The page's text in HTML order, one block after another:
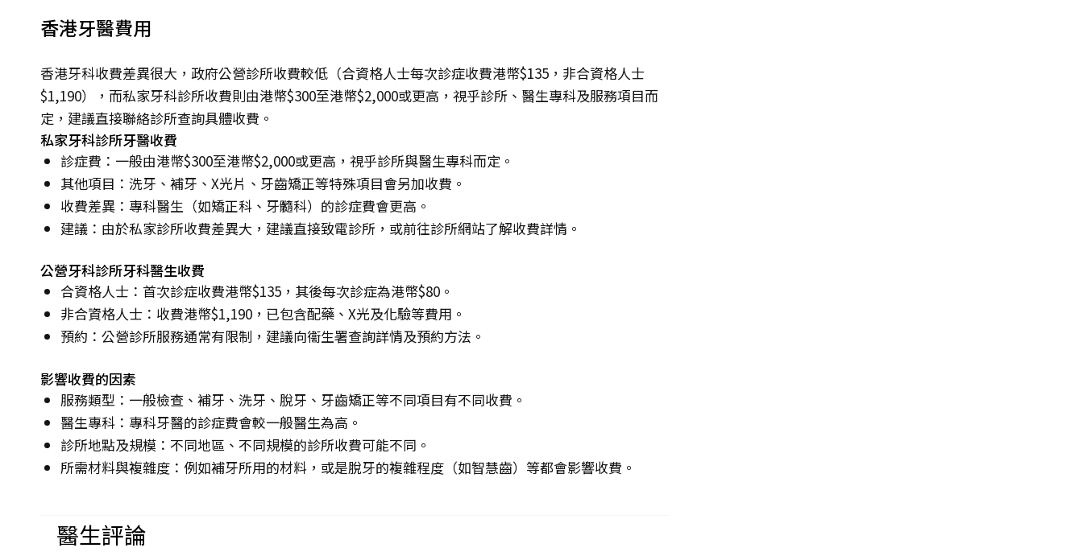
香港牙醫費用
香港牙科收費差異很大，政府公營診所收費較低（合資格人士每次診症收費港幣$135，非合資格人士
$1,190），而私家牙科診所收費則由港幣$300至港幣$2,000或更高，視乎診所、醫生專科及服務項目而
定，建議直接聯絡診所查詢具體收費。
私家牙科診所牙醫收費
診症費：一般由港幣$300至港幣$2,000或更高，視乎診所與醫生專科而定。
其他項目：洗牙、補牙、X光片、牙齒矯正等特殊項目會另加收費。
收費差異：專科醫生（如矯正科、牙髓科）的診症費會更高。
建議：由於私家診所收費差異大，建議直接致電診所，或前往診所網站了解收費詳情。
公營牙科診所牙科醫生收費
合資格人士：首次診症收費港幣$135，其後每次診症為港幣$80。
非合資格人士：收費港幣$1,190，已包含配藥、X光及化驗等費用。
預約：公營診所服務通常有限制，建議向衞生署查詢詳情及預約方法。
影響收費的因素
服務類型：一般檢查、補牙、洗牙、脫牙、牙齒矯正等不同項目有不同收費。
醫生專科：專科牙醫的診症費會較一般醫生為高。
診所地點及規模：不同地區、不同規模的診所收費可能不同。
所需材料與複雜度：例如補牙所用的材料，或是脫牙的複雜程度（如智慧齒）等都會影響收費。
醫生評論